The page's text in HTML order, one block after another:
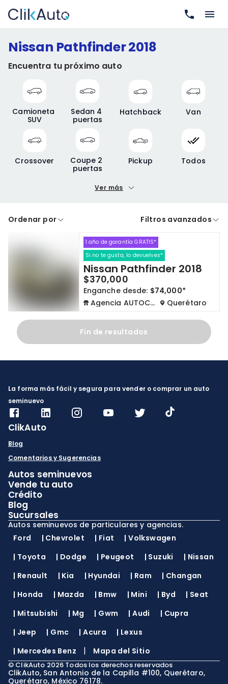
Nissan Pathfinder 2018
Encuentra tu próximo auto
Camioneta
SUV
Sedan 4
puertas
Hatchback Van
Crossover
Coupe 2
puertas
Pickup Todos
Precio máximo
A crédito De contado
Cdmx y Edo Mex Querétaro
Con garantía
Borrar todo Ver autos
Ver más
Ordenar por Filtros avanzados
1 año de garantía GRATIS*
Si no te gusta, lo devuelves*
Nissan Pathfinder 2018
$370,000
Enganche desde: $74,000*
Agencia AUTOCOM
Querétaro
Fin de resultados
La forma más fácil y segura para vender o comprar un auto
seminuevo
ClikAuto
Blog
Comentarios y Sugerencias
Autos seminuevos
Vende tu auto
Crédito
Blog
Sucursales
Autos seminuevos de particulares y agencias.
Ford
| Chevrolet | Fiat |Volkswagen
| Toyota | Dodge | Peugeot | Suzuki | Nissan
| Renault | Kia | Hyundai | Ram | Changan
| Honda | Mazda | Bmw | Mini | Byd | Seat
| Mitsubishi | Mg | Gwm |Audi | Cupra
| Jeep | Gmc |Acura | Lexus
| Mercedes Benz | Mapa del Sitio
© ClikAuto 2026 Todos los derechos reservados
ClikAuto, San Antonio de la Capilla #100, Querétaro,
Querétaro, México 76178.